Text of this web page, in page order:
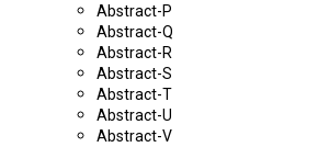
Abstract-P
Abstract-Q
Abstract-R
Abstract-S
Abstract-T
Abstract-U
Abstract-V